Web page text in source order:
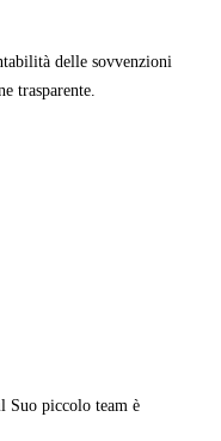
delle sovvenzioni
trasparente.
Suo piccolo team è